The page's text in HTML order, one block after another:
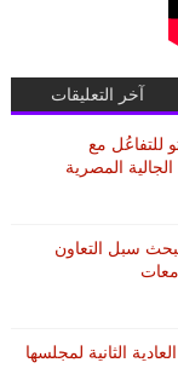
آخر التعليقات
للتفاعُل مع
المصرية
يبحث سبل التعاون
الثانية لمجلسها